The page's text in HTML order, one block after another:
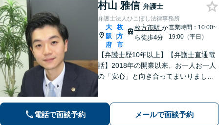
村山 雅信 弁護士
弁護士法人ひこぼし法律事務所
大
阪
府
|
枚
方
市
枚方市駅 か
ら徒歩4分
営業時間：10:00~
19:00（平日）
【弁護士歴10年以上】【弁護士直通電
話】2018年の開業以来、お一人お一人
の「安心」と向き合ってまいりまし
ていただける結果を目指し、迅速かつ
粘り強く対応することをお約束しま
電話で面談予約 メールで面談予約